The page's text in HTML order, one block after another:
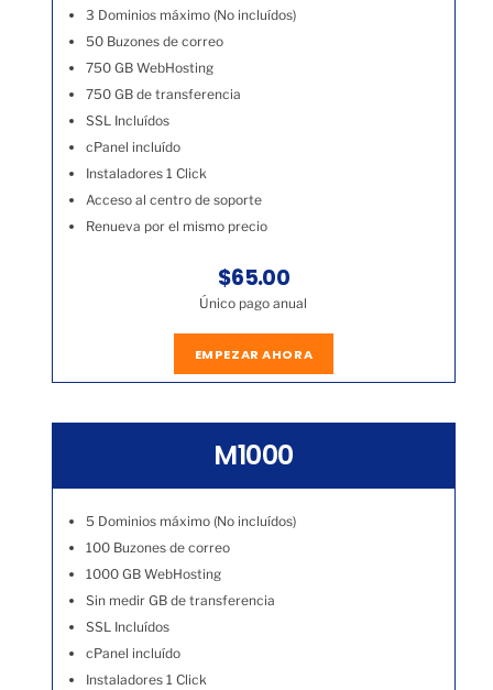
3 Dominios máximo (No incluídos)
50 Buzones de correo
750 GB WebHosting
750 GB de transferencia
SSL Incluídos
cPanel incluído
Instaladores 1 Click
Acceso al centro de soporte
Renueva por el mismo precio
$65.00
Único pago anual
EMPEZAR AHORA
M1000
5 Dominios máximo (No incluídos)
100 Buzones de correo
1000 GB WebHosting
Sin medir GB de transferencia
SSL Incluídos
cPanel incluído
Instaladores 1 Click